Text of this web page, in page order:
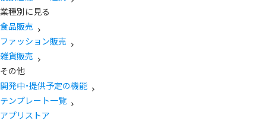
業種別に見る
食品販売
ファッション販売
雑貨販売
その他
開発中・提供予定の機能
テンプレート一覧
アプリストア